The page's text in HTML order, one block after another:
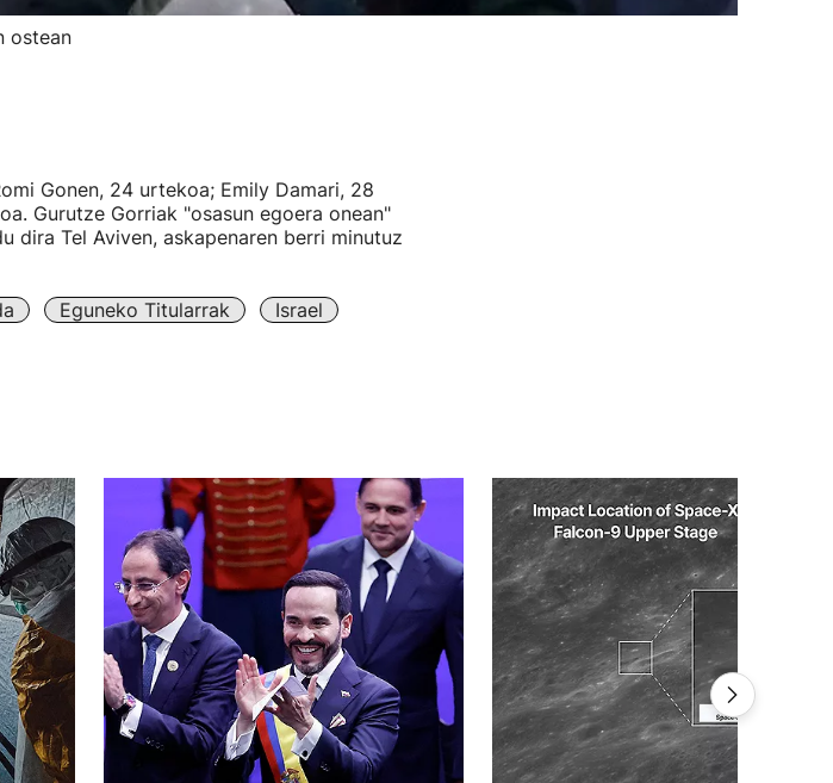
ostean
Gonen, 24 urtekoa; Emily Damari, 28
Gurutze Gorriak "osasun egoera onean"
dira Tel Aviven, askapenaren berri minutuz
Eguneko Titularrak
Israel